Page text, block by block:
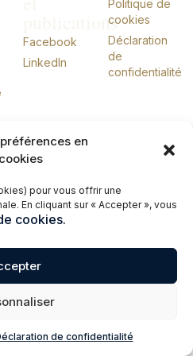
en
pour vous offrir une
En cliquant sur « Accepter », vous
cookies.
de confidentialité
publications
Facebook
LinkedIn
Politique de
cookies
Déclaration
de
confidentialité
Coach d’affaires. CIO externe.